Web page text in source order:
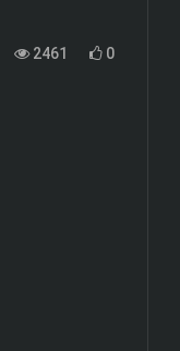
2461 0